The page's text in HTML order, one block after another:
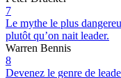
7
Le mythe le plus
plutôt qu’on nait leader.
Warren Bennis
8
Devenez le genre de